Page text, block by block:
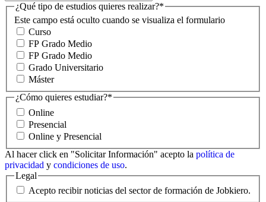
Este campo está oculto cuando se visualiza el formulario
¿Qué tipo de estudios quieres realizar?*
Curso
FP Grado Medio
FP Grado Medio
Grado Universitario
Máster
¿Cómo quieres estudiar?*
Online
Presencial
Online y Presencial
Al hacer click en "Solicitar Información" acepto la política de
privacidad y condiciones de uso.
Legal
Acepto recibir noticias del sector de formación de Jobkiero.